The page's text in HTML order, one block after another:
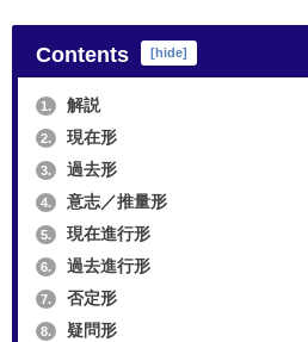
Contents [hide]
1. 解説
2. 現在形
3. 過去形
4. 意志／推量形
5. 現在進行形
6. 過去進行形
7. 否定形
8. 疑問形